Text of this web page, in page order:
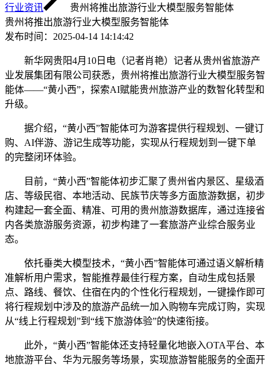
行业资讯
贵州将推出旅游行业大模型服务智能体
贵州将推出旅游行业大模型服务智能体
发布时间： 2025-04-14 14:14:42
新华网贵阳4月10日电（记者肖艳）记者从贵州省旅游产
业发展集团有限公司获悉，贵州将推出旅游行业大模型服务智
能体——“黄小西”，探索AI赋能贵州旅游产业的数智化转型和
升级。
据介绍，“黄小西”智能体可为游客提供行程规划、一键订
购、AI伴游、游记生成等功能，实现从行程规划到一键下单
的完整闭环体验。
目前，“黄小西”智能体初步汇聚了贵州省内景区、星级酒
店、等级民宿、本地活动、民族节庆等多方面旅游数据，初步
构建起一套全面、精准、可用的贵州旅游数据库，通过连接省
内各类旅游服务资源，初步构建了一套旅游产业综合服务业
态。
依托垂类大模型技术，“黄小西”智能体可通过语义解析精
准解析用户需求，智能推荐最佳行程方案，自动生成包括景
点、路线、餐饮、住宿在内的个性化行程规划，一键操作即可
将行程规划中涉及的旅游产品统一加入购物车完成订购，实现
从“线上行程规划”到“线下旅游体验”的快速衔接。
此外，“黄小西”智能体还支持轻量化地嵌入OTA平台、本
地旅游平台、华为元服务等场景，实现旅游智能服务的全面开